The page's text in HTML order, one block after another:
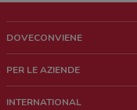
DOVECONVIENE
Chi siamo
PER LE AZIENDE
INTERNATIONAL